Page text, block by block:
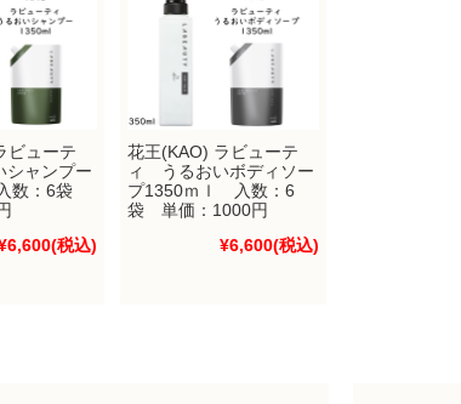
ビューテ
ャンプー
数：6袋
(税込)
花王(KAO) ラビューテ
ィ うるおいボディソー
プ1350ｍｌ 入数：6
袋 単価：1000円
¥6,600(税込)